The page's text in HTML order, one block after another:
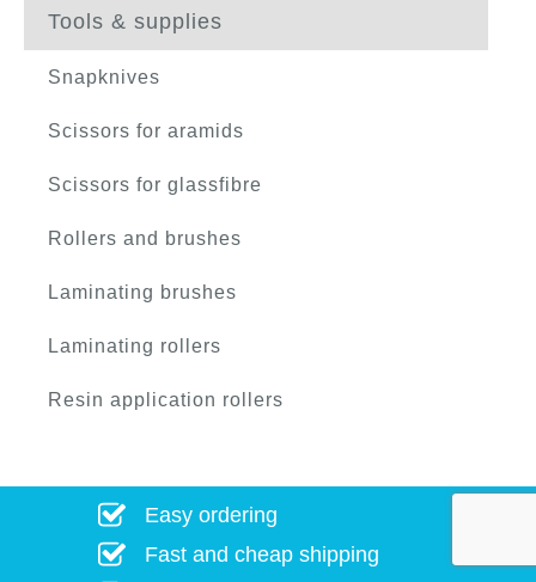
Tools & supplies
Snapknives
Scissors for aramids
Scissors for glassfibre
Rollers and brushes
Laminating brushes
Laminating rollers
Resin application rollers
Easy ordering
Fast and cheap shipping